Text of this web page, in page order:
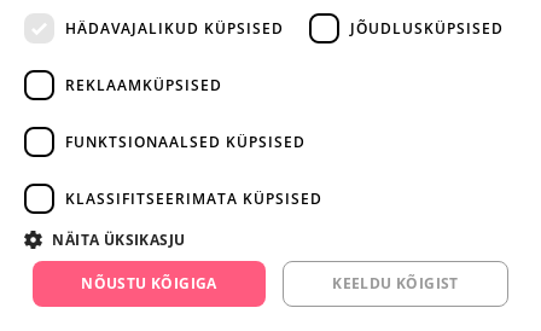
facebook.com/yesyes.ee
Instagram/yesyes.ee
HÄDAVAJALIKUD KÜPSISED
JÕUDLUSKÜPSISED
REKLAAMKÜPSISED
FUNKTSIONAALSED KÜPSISED
KLASSIFITSEERIMATA KÜPSISED
NÄITA ÜKSIKASJU
NÕUSTU KÕIGIGA KEELDU KÕIGIST